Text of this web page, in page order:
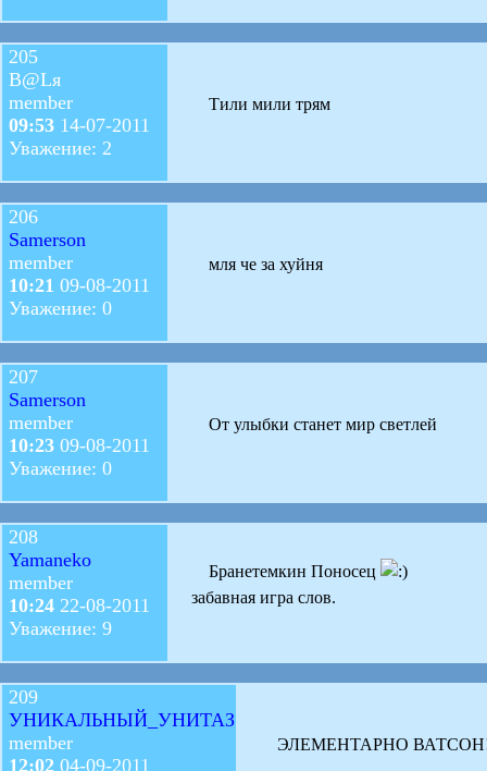
205
В@Lя
member
09:53 14-07-2011
Уважение: 2
Тили мили трям
206
Samerson
member
10:21 09-08-2011
Уважение: 0
мля че за хуйня
207
Samerson
member
10:23 09-08-2011
Уважение: 0
От улыбки станет мир светлей
208
Yamaneko
member
10:24 22-08-2011
Уважение: 9
Бранетемкин Поносец
забавная игра слов.
209
УНИКАЛЬНЫЙ_УНИТАЗ
member
12:02 04-09-2011
ЭЛЕМЕНТАРНО